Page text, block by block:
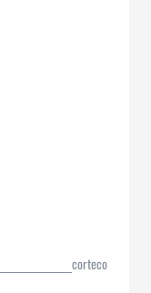
corteco